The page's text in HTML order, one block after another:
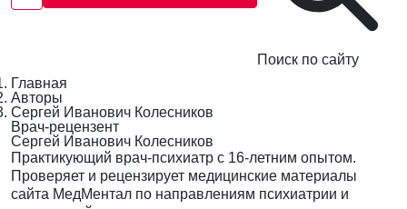
Поиск по сайту
Главная
Авторы
Сергей Иванович Колесников
Врач-рецензент
Сергей Иванович Колесников
Практикующий врач-психиатр с 16-летним опытом.
Проверяет и рецензирует медицинские материалы
сайта МедМентал по направлениям психиатрии и